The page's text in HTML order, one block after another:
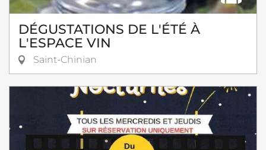
DÉGUSTATIONS DE L'ÉTÉ À
L'ESPACE VIN
Saint-Chinian